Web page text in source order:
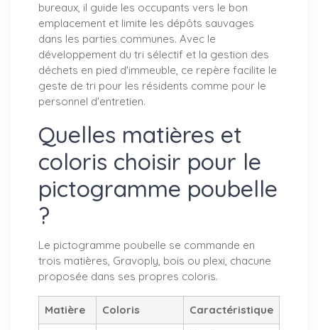
bureaux, il guide les occupants vers le bon
emplacement et limite les dépôts sauvages
dans les parties communes. Avec le
développement du tri sélectif et la gestion des
déchets en pied d'immeuble, ce repère facilite le
geste de tri pour les résidents comme pour le
personnel d'entretien.
Quelles matières et
coloris choisir pour le
pictogramme poubelle
?
Le pictogramme poubelle se commande en
trois matières, Gravoply, bois ou plexi, chacune
proposée dans ses propres coloris.
Matière Coloris Caractéristique